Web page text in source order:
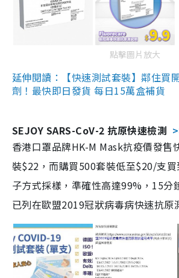
點擊圖片放大
延伸閱讀：【快速測試套裝】鄰住買
劑！最快即日發貨 每日15萬盒補貨
SEJOY SARS-CoV-2 抗原快速檢測
香港口罩品牌HK-M Mask抗疫價發售
裝$22，而購買500套裝低至$20/支
子方式採樣，準確性高達99%，15分
已列在歐盟2019冠狀病毒病快速抗原